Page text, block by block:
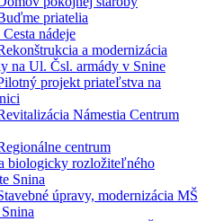
priatelia
nádeje
a modernizácia
na Ul. Čsl. armády v Snine
projekt priateľstva na
Námestia Centrum
centrum
biologicky rozložiteľného
Snina
úpravy, modernizácia MŠ